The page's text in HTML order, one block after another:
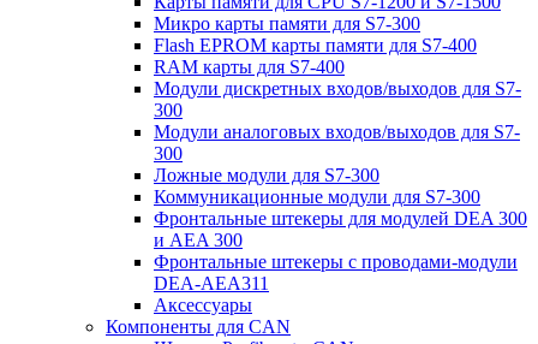
Микро карты памяти для S7-300
Flash EPROM карты памяти для S7-400
RAM карты для S7-400
Модули дискретных входов/выходов для S7-
300
Модули аналоговых входов/выходов для S7-
300
Ложные модули для S7-300
Коммуникационные модули для S7-300
Фронтальные штекеры для модулей DEA 300
и AEA 300
Фронтальные штекеры с проводами-модули
DEA-AEA311
Аксессуары
Компоненты для CAN